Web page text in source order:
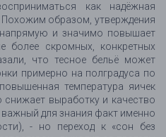
как надёжная
Похожим образом, утверждения
и значимо повышает
более скромных, конкретных
что тесное бельё может
примерно на полградуса по
температура яичек
выработку и качество
для знания факт именно
- но переход к «сон без